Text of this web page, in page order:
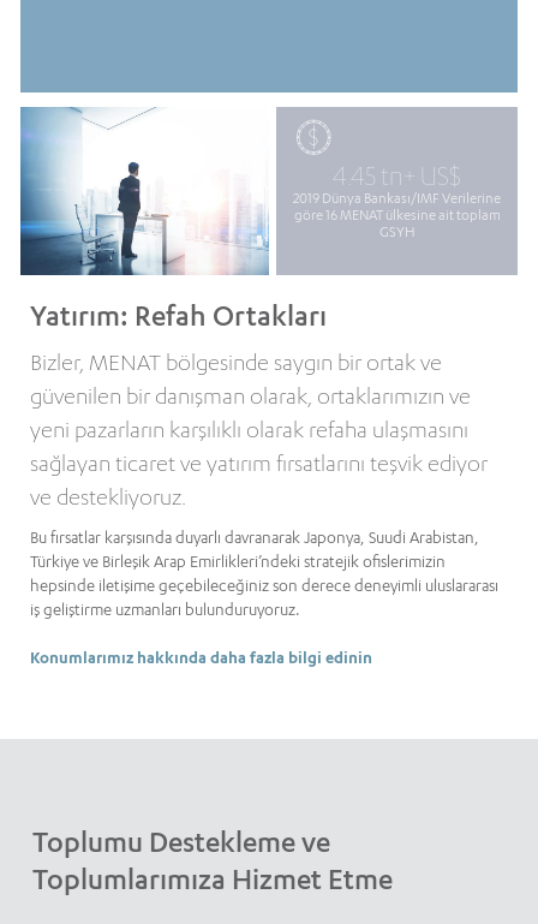
4.45 tn+ US$
2019 Dünya Bankası/IMF Verilerine
göre 16 MENAT ülkesine ait toplam
GSYH
Yatırım: Refah Ortakları
Bizler, MENAT bölgesinde saygın bir ortak ve
güvenilen bir danışman olarak, ortaklarımızın ve
yeni pazarların karşılıklı olarak refaha ulaşmasını
sağlayan ticaret ve yatırım fırsatlarını teşvik ediyor
ve destekliyoruz.
Bu fırsatlar karşısında duyarlı davranarak Japonya, Suudi Arabistan,
Türkiye ve Birleşik Arap Emirlikleri’ndeki stratejik ofislerimizin
hepsinde iletişime geçebileceğiniz son derece deneyimli uluslararası
iş geliştirme uzmanları bulunduruyoruz.
Konumlarımız hakkında daha fazla bilgi edinin
Toplumu Destekleme ve
Toplumlarımıza Hizmet Etme